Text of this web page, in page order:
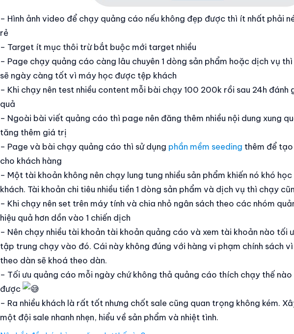
– Hình ảnh video để chạy quảng cáo nếu không đẹp được thì ít nhất phải
rẻ
– Target ít mục thôi trừ bắt buộc mới target nhiều
– Page chạy quảng cáo càng lâu chuyên 1 dòng sản phẩm hoặc dịch vụ
sẽ ngày càng tốt vì máy học được tệp khách
– Khi chạy nên test nhiều content mỗi bài chạy 100 200k rồi sau 24h đánh
quả
– Ngoài bài viết quảng cáo thì page nên đăng thêm nhiều nội dung xung
tăng thêm giá trị
– Page và bài chạy quảng cáo thì sử dụng phần mềm seeding thêm để
cho khách hàng
– Một tài khoản không nên chạy lung tung nhiều sản phẩm khiến nó khó
khách. Tài khoản chi tiêu nhiều tiền 1 dòng sản phẩm và dịch vụ thì chạy
– Khi chạy nên set trên máy tính và chia nhỏ ngân sách theo các nhóm
hiệu quả hơn dồn vào 1 chiến dịch
– Nên chạy nhiều tài khoản tài khoản quảng cáo và xem tài khoản nào tối
tập trung chạy vào đó. Cái này không đúng với hàng vi phạm chính sách
theo dàn sẽ khoá theo dàn.
– Tối ưu quảng cáo mỗi ngày chứ không thả quảng cáo thích chạy thế
được
– Ra nhiều khách là rất tốt nhưng chốt sale cũng quan trọng không kém.
một đội sale nhanh nhẹn, hiểu về sản phẩm và nhiệt tình.